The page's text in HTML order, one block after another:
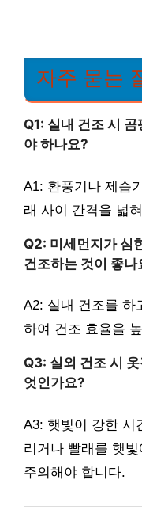
자주 묻는
Q1: 실내 건조 시
야 하나요?
A1: 환풍기나 제습
래 사이 간격을 넓
Q2: 미세먼지가 심
건조하는 것이 좋나
A2: 실내 건조를 하
하여 건조 효율을
Q3: 실외 건조 시
엇인가요?
A3: 햇빛이 강한 시
리거나 빨래를 햇
주의해야 합니다.